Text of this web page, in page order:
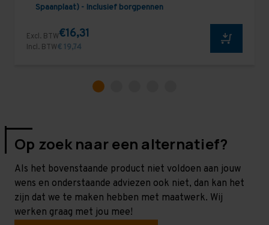
Spaanplaat) - Inclusief borgpennen
Excl. BTW€16,31
Incl. BTW€ 19,74
Op zoek naar een alternatief?
Als het bovenstaande product niet voldoen aan jouw
wens en onderstaande adviezen ook niet, dan kan het
zijn dat we te maken hebben met maatwerk. Wij
werken graag met jou mee!